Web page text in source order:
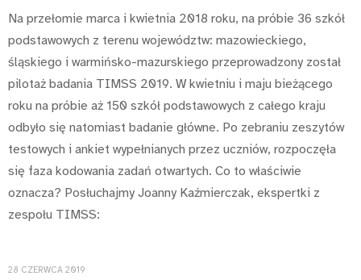
Na przełomie marca i kwietnia 2018 roku, na próbie 36 szkół
podstawowych z terenu województw: mazowieckiego,
śląskiego i warmińsko-mazurskiego przeprowadzony został
pilotaż badania TIMSS 2019. W kwietniu i maju bieżącego
roku na próbie aż 150 szkół podstawowych z całego kraju
odbyło się natomiast badanie główne. Po zebraniu zeszytów
testowych i ankiet wypełnianych przez uczniów, rozpoczęła
się faza kodowania zadań otwartych. Co to właściwie
oznacza? Posłuchajmy Joanny Kaźmierczak, ekspertki z
zespołu TIMSS:
28 CZERWCA 2019